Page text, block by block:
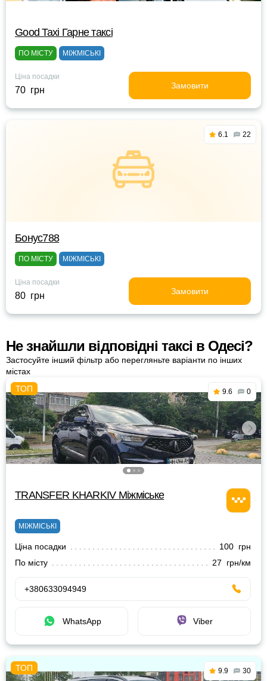
Good Taxi Гарне таксi
ПО МІСТУ МІЖМІСЬКІ
Ціна посадки
70 грн Замовити
6.1 22
Бонус788
ПО МІСТУ МІЖМІСЬКІ
Ціна посадки
80 грн Замовити
Не знайшли відповідні таксі в Одесі?
Застосуйте інший фільтр або перегляньте варіанти по інших
містах
9.6 0
TRANSFER KHARKIV Міжміське
МІЖМІСЬКІ
Ціна посадки
100 грн
По місту
27 грн/км
+380633094949
WhatsApp Viber
9.9 30